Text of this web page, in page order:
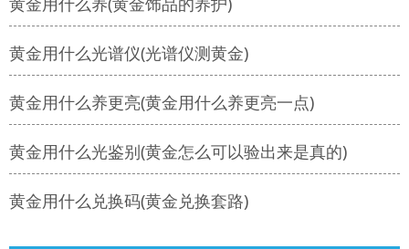
黄金用什么光谱仪(光谱仪测黄金)
黄金用什么养更亮(黄金用什么养更亮一点)
黄金用什么光鉴别(黄金怎么可以验出来是真的)
黄金用什么兑换码(黄金兑换套路)